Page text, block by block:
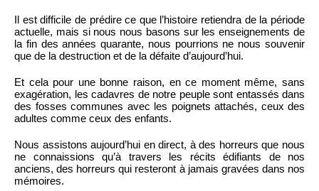
Il est difficile de prédire ce que l’histoire retiendra de la période
actuelle, mais si nous nous basons sur les enseignements de
la fin des années quarante, nous pourrions ne nous souvenir
que de la destruction et de la défaite d’aujourd’hui.
Et cela pour une bonne raison, en ce moment même, sans
exagération, les cadavres de notre peuple sont entassés dans
des fosses communes avec les poignets attachés, ceux des
adultes comme ceux des enfants.
Nous assistons aujourd’hui en direct, à des horreurs que nous
ne connaissions qu’à travers les récits édifiants de nos
anciens, des horreurs qui resteront à jamais gravées dans nos
mémoires.